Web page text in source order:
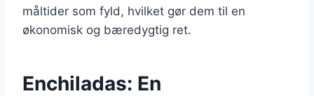
måltider som fyld, hvilket gør dem til en
økonomisk og bæredygtig ret.
Enchiladas: En